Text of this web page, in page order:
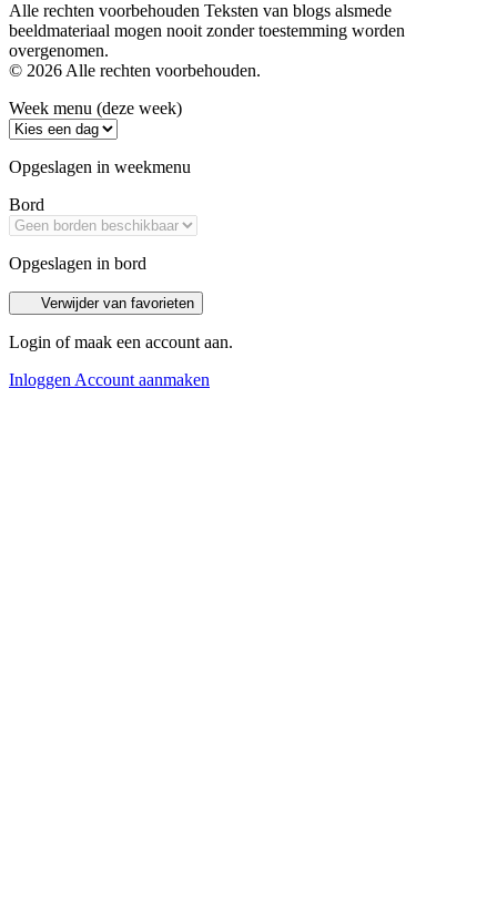
Alle rechten voorbehouden Teksten van blogs alsmede
beeldmateriaal mogen nooit zonder toestemming worden
overgenomen.
© 2026 Alle rechten voorbehouden.
Week menu (deze week)
Opgeslagen in weekmenu
Bord
Opgeslagen in bord
Verwijder van favorieten
Login of maak een account aan.
Inloggen Account aanmaken